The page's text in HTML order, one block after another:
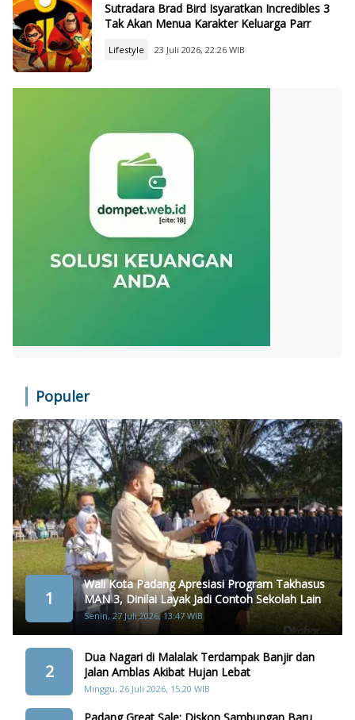
Sutradara Brad Bird Isyaratkan Incredibles 3
Tak Akan Menua Karakter Keluarga Parr
Lifestyle 23 Juli 2026, 22:26 WIB
Populer
1
Wali Kota Padang Apresiasi Program Takhasus
MAN 3, Dinilai Layak Jadi Contoh Sekolah Lain
Senin, 27 Juli 2026, 13:47 WIB
2
Dua Nagari di Malalak Terdampak Banjir dan
Jalan Amblas Akibat Hujan Lebat
Minggu, 26 Juli 2026, 15:20 WIB